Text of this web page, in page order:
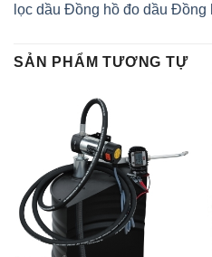
lọc dầu Đồng hồ đo dầu Đồng
SẢN PHẨM TƯƠNG TỰ